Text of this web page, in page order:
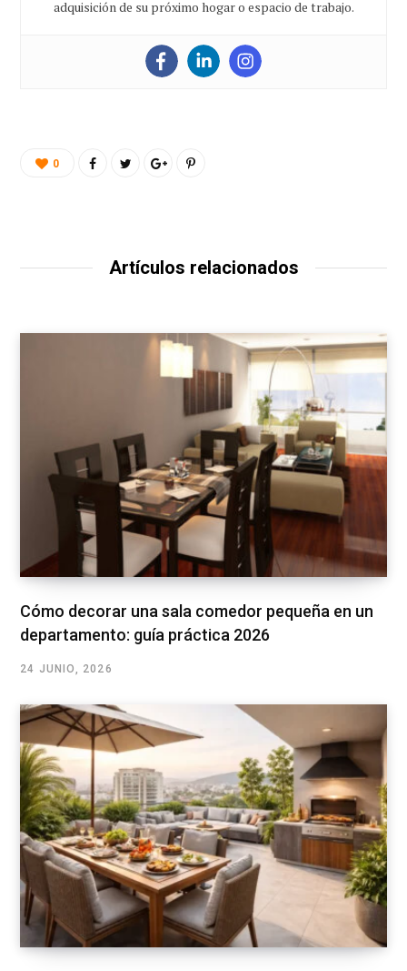
adquisición de su próximo hogar o espacio de trabajo.
0
Artículos relacionados
Cómo decorar una sala comedor pequeña en un
departamento: guía práctica 2026
24 JUNIO, 2026